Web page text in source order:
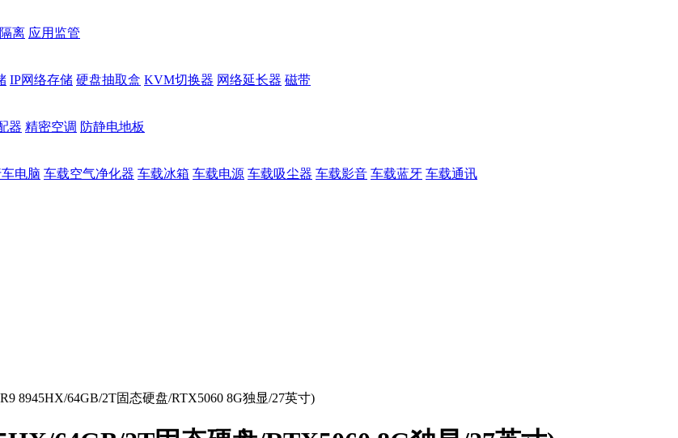
离 应用监管
IP网络存储 硬盘抽取盒 KVM切换器 网络延长器 磁带
器 精密空调 防静电地板
电脑 车载空气净化器 车载冰箱 车载电源 车载吸尘器 车载影音 车载蓝牙 车载通讯
8945HX/64GB/2T固态硬盘/RTX5060 8G独显/27英寸)